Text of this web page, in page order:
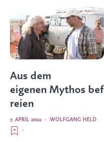
Aus dem
eigenen Mythos bef
reien
WOLFGANG HELD
·
7. APRIL 2022
·